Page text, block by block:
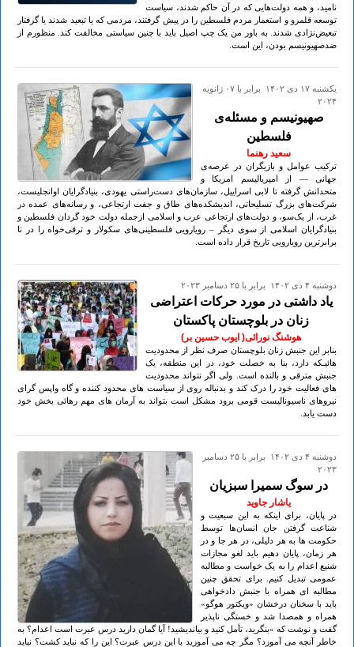
نامید، و همه دولت‌هایی که در آن حاکم شدند، سیاست
توسعه قلمرو و استعمار مردم فلسطین را در پیش گرفتند، مردمی که یا تبعید شدند یا گرفتار
تبعیض‌نژادی شدند. به باور من یک چپ اصیل باید با چنین سیاستی مخالفت کند. منظورم از
ضدصهیونیسم بودن، این است.
يكشنبه ۱۷ دی ۱۴۰۲ برابر با ۰۷ ژانويه
۲۰۲۴
صهیونیسم و مسئله‌ی
فلسطین
سعید رهنما
ترکیب عوامل و بازیگران در عرصه‌ی
جهانی — از امپریالیسم‌ امریکا و
متحدانش گرفته تا لابی ‌اسراییل، سازمان‌های دست‌راستی یهودی، بنیاد‌گرایان اوانجلیست،
شرکت‌های بزرگ تسلیحاتی، اندیشکده‌های طاق و جفت ارتجاعی، و رسانه‌های عمده در
غرب، از یک‌سو، و دولت‌های ارتجاعی عرب و اسلامی ازجمله دولت خود گردان فلسطین و
بنیاد‌گرایان اسلامی از سوی دیگر – رویارویی فلسطینی‌های سکولار و ترقی‌خواه را در نا
برابر‌ترین رویارویی تاریخ قرار داده است.
دوشنبه ۴ دی ۱۴۰۲ برابر با ۲۵ دسامبر ۲۰۲۳
یاد داشتی در مورد حرکات اعتراضی
زنان در بلوچستان پاکستان
هوشنگ نورائی( ایوب حسین بر)
بنابر این جنبش زنان بلوچستان صرف نظر از محدودیت
هائیـکه دارد، بنا به خصلت خود، در این منطقه، یک
جنبش مترقی و بالنده است. ولی اگر نتواند محدودیت
های فعالیت خود را درک کند و بدنباله روی از سیاست های محدود کننده و گاه واپس گرای
نیروهای ناسیونالیست قومی برود مشکل است بتواند به آرمان های مهم رهائی بخش خود
دست یابد.
دوشنبه ۴ دی ۱۴۰۲ برابر با ۲۵ دسامبر
۲۰۲۳
در سوگ سمیرا سبزیان
یاشار جاوید
در پایان، برای اینکه به این سبعیت و
شناعت گرفتن جان انسان‌ها توسط
حکومت ها به هر دلیلی، در هر جا و در
هر زمان، پایان دهیم باید لغو مجازات
شنیع اعدام را به یک خواست و مطالبه
عمومی تبدیل کنیم. برای تحقق چنین
مطالبه ای همراه با جنبش دادخواهی
باید با سخنان درخشان «ویکتور هوگو»
همراه و همصدا شد و خستگی ناپذیر
گفت و نوشت که «بنگرید، تأمل کنید و بیاندیشید! آیا گمان دارید درس عبرت است اعدام؟ به
خاطر آنچه می آموزد؟ مگر چه می آموزید با این درس عبرت؟ این را که نباید کشت؟ نباید